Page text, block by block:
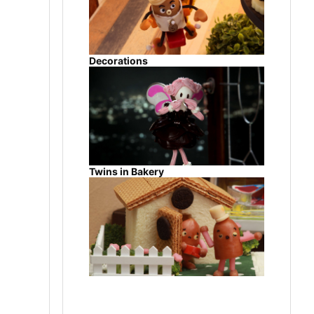
Decorations
Twins in Bakery